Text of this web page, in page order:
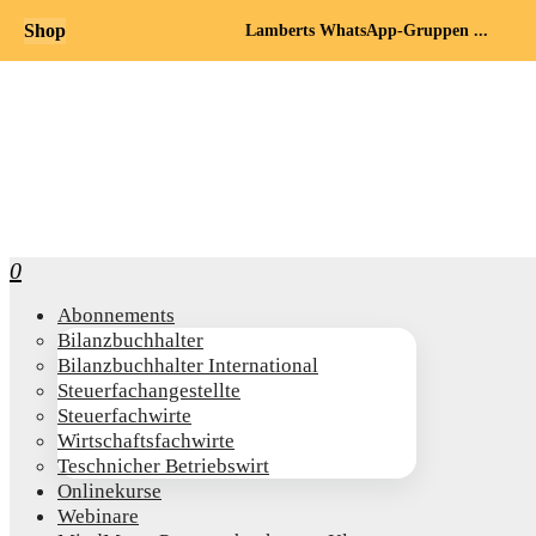
0
Abon­ne­ments
Bilanz­buch­hal­ter
Bilanz­buch­hal­ter International
Steu­er­fach­an­ge­stell­te
Steu­er­fach­wir­te
Wirt­schafts­fach­wir­te
Teschni­cher Betriebswirt
Online­kur­se
Web­i­na­re
Shop Lamberts WhatsApp-Gruppen ...